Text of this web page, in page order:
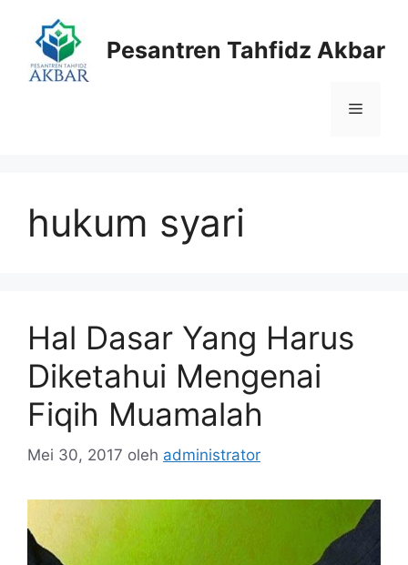
Pesantren Tahfidz Akbar
Menu
hukum syari
Hal Dasar Yang Harus
Diketahui Mengenai
Fiqih Muamalah
Mei 30, 2017 oleh administrator